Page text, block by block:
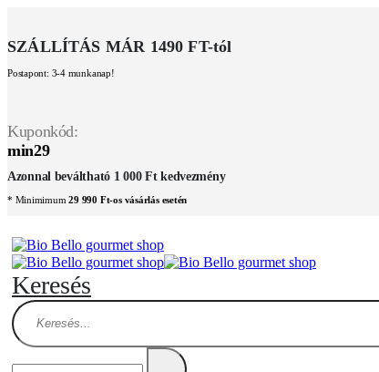
SZÁLLÍTÁS MÁR 1490 FT-tól
Postapont: 3-4 munkanap!
Kuponkód:
min29
Azonnal beváltható 1 000 Ft kedvezmény
* Minimimum29 990 Ft-os vásárlás esetén
Keresés